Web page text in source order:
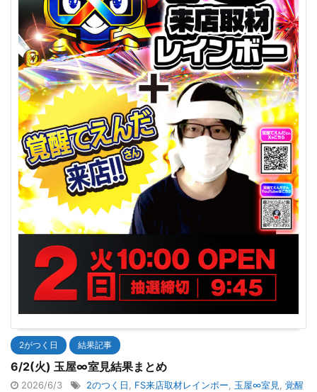
2がつく日 結果記事
6/2(火) 玉屋∞室見結果まとめ
2026/6/3 2のつく日 FS来店取材レインボー 玉屋∞室見
覚醒